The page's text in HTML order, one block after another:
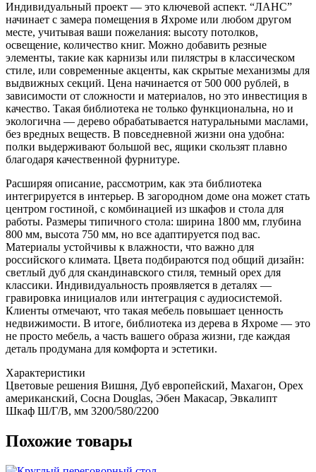
Индивидуальный проект — это ключевой аспект. “ЛАНС”
начинает с замера помещения в Яхроме или любом другом
месте, учитывая ваши пожелания: высоту потолков,
освещение, количество книг. Можно добавить резные
элементы, такие как карнизы или пилястры в классическом
стиле, или современные акценты, как скрытые механизмы для
выдвижных секций. Цена начинается от 500 000 рублей, в
зависимости от сложности и материалов, но это инвестиция в
качество. Такая библиотека не только функциональна, но и
экологична — дерево обрабатывается натуральными маслами,
без вредных веществ. В повседневной жизни она удобна:
полки выдерживают большой вес, ящики скользят плавно
благодаря качественной фурнитуре.
Расширяя описание, рассмотрим, как эта библиотека
интегрируется в интерьер. В загородном доме она может стать
центром гостиной, с комбинацией из шкафов и стола для
работы. Размеры типичного стола: ширина 1800 мм, глубина
800 мм, высота 750 мм, но все адаптируется под вас.
Материалы устойчивы к влажности, что важно для
российского климата. Цвета подбираются под общий дизайн:
светлый дуб для скандинавского стиля, темный орех для
классики. Индивидуальность проявляется в деталях —
гравировка инициалов или интеграция с аудиосистемой.
Клиенты отмечают, что такая мебель повышает ценность
недвижимости. В итоге, библиотека из дерева в Яхроме — это
не просто мебель, а часть вашего образа жизни, где каждая
деталь продумана для комфорта и эстетики.
Характеристики
Цветовые решения Вишня, Дуб европейский, Махагон, Орех
американский, Сосна Douglas, Эбен Макасар, Эвкалипт
Шкаф Ш/Г/В, мм 3200/580/2200
Похожие товары